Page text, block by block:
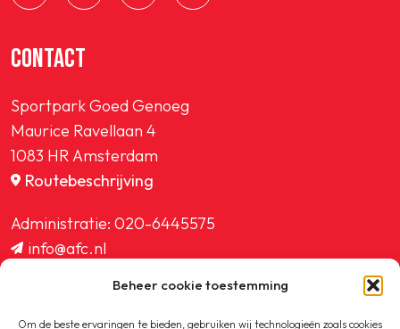
Beheer cookie toestemming
Om de beste ervaringen te bieden, gebruiken wij technologieën zoals cookies
SPORTPARK GOED GENOEG
LIDMAATSCHAP
CONTACT
Sportpark Goed Genoeg
Maurice Ravellaan 4
1083 HR Amsterdam
Routebeschrijving
Administratie: 020-6445575
info@afc.nl
ledenadministratie@afc.nl